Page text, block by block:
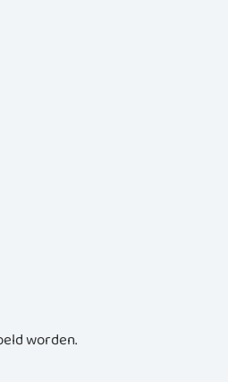
worden.